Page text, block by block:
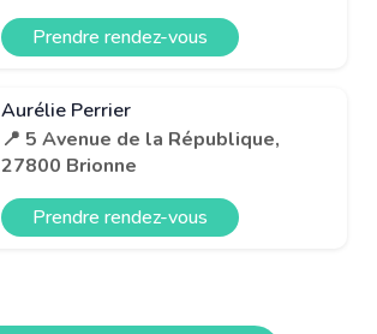
Prendre rendez-vous
Aurélie Perrier
📍 5 Avenue de la République,
27800 Brionne
Prendre rendez-vous